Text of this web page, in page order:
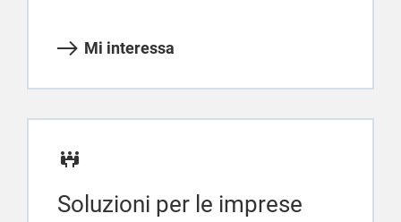
Mi interessa
Soluzioni per le imprese